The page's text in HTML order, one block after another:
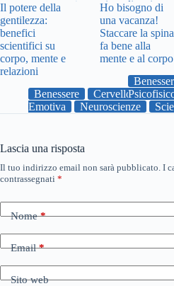
Il potere della
gentilezza:
benefici
scientifici su
corpo, mente e
relazioni
Benessere
Cervello
Emotiva
Neuroscienze
Ho bisogno di
una vacanza!
Staccare la spina
fa bene alla
mente e al corpo
Lascia una risposta
Il tuo indirizzo email non sarà pubblicato. I
contrassegnati *
Nome*
Email*
Sito web